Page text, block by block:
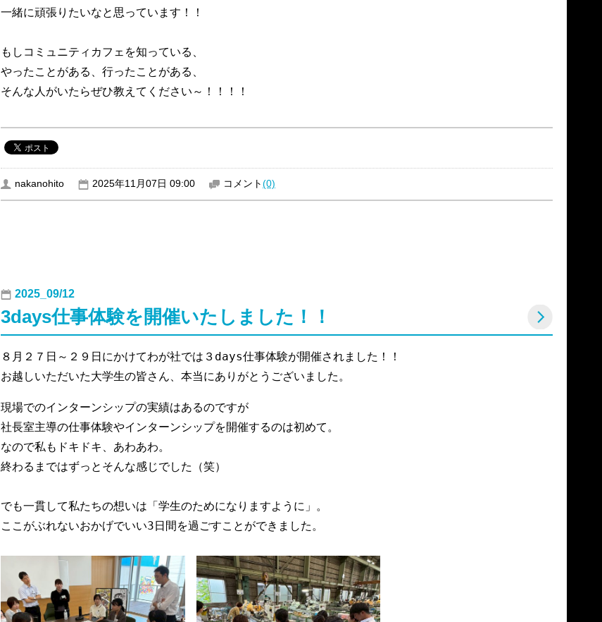
一緒に頑張りたいなと思っています！！
もしコミュニティカフェを知っている、
やったことがある、行ったことがある、
そんな人がいたらぜひ教えてください～！！！！
nakanohito 2025年11月07日 09:00 コメント(0)
2025_09/12
3days仕事体験を開催いたしました！！
８月２７日～２９日にかけてわが社では３days仕事体験が開催されました！！
お越しいただいた大学生の皆さん、本当にありがとうございました。
現場でのインターンシップの実績はあるのですが
社長室主導の仕事体験やインターンシップを開催するのは初めて。
なので私もドキドキ、あわあわ。
終わるまではずっとそんな感じでした（笑）
でも一貫して私たちの想いは「学生のためになりますように」。
ここがぶれないおかげでいい3日間を過ごすことができました。